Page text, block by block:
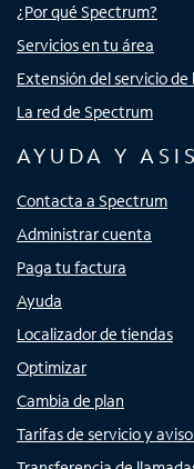
¿Por qué Spectrum?
Servicios en tu área
Extensión del servicio
La red de Spectrum
AYUDA Y
Contacta a Spectrum
Administrar cuenta
Paga tu factura
Ayuda
Localizador de tiendas
Optimizar
Cambia de plan
Tarifas de servicio y